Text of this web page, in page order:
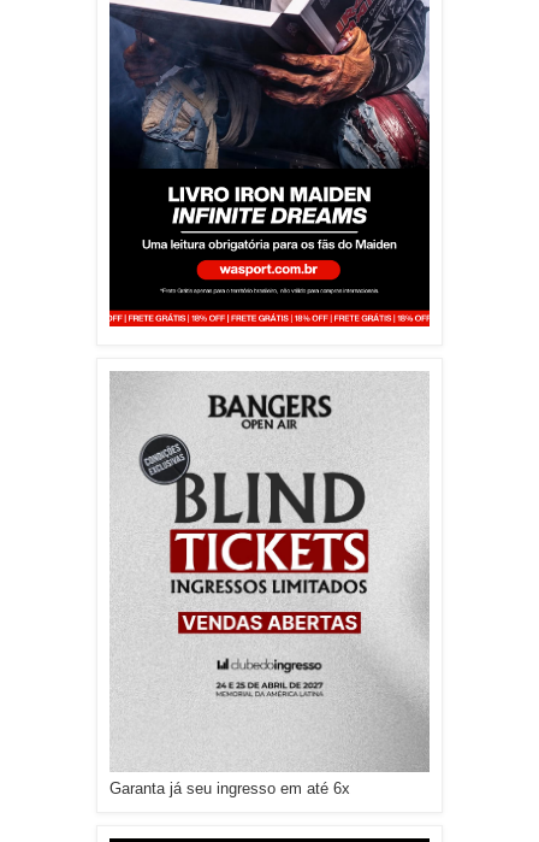
Garanta já seu ingresso em até 6x